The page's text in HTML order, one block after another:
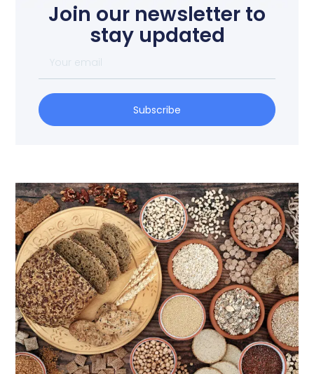
Join our newsletter to
stay updated
Subscribe